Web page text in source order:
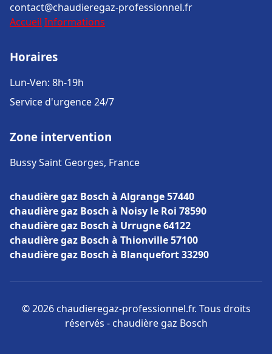
contact@chaudieregaz-professionnel.fr
Accueil Informations
Horaires
Lun-Ven: 8h-19h
Service d'urgence 24/7
Zone intervention
Bussy Saint Georges, France
chaudière gaz Bosch à Algrange 57440
chaudière gaz Bosch à Noisy le Roi 78590
chaudière gaz Bosch à Urrugne 64122
chaudière gaz Bosch à Thionville 57100
chaudière gaz Bosch à Blanquefort 33290
© 2026 chaudieregaz-professionnel.fr. Tous droits
réservés - chaudière gaz Bosch